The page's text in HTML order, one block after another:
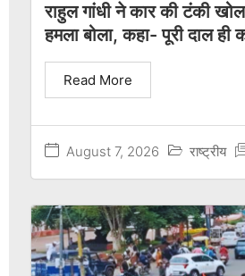
राहुल गांधी ने कार की टंकी
हमला बोला, कहा- पूरी दाल ही
August 7, 2026 राष्ट्रीय
Read More